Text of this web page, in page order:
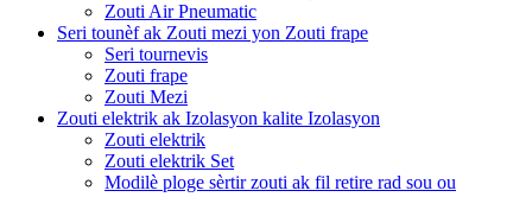
Zouti Air Pneumatic
Seri tounèf ak Zouti mezi yon Zouti frape
Seri tournevis
Zouti frape
Zouti Mezi
Zouti elektrik ak Izolasyon kalite Izolasyon
Zouti elektrik
Zouti elektrik Set
Modilè ploge sèrtir zouti ak fil retire rad sou ou